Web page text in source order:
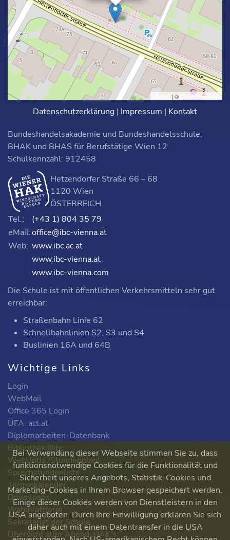
Leaflet | © OpenStreetMap
Datenschutzerklärung | Impressum | Kontakt
Bundeshandelsakademie und Bundeshandelsschule,
BHAK und BHAS für Berufstätige Wien 12
Schulkennzahl: 912458
Hetzendorfer Straße 66 – 68
1120 Wien
ÖSTERREICH
Tel.:
(+43 1) 804 35 79
eMail:office@ibc-vienna.at
Web: www.ibc.ac.at
www.ibc-vienna.at
www.ibc-vienna.com
Die Schule ist mit öffentlichen Verkehrsmitteln sehr gut
erreichbar:
Straßenbahn Linie 62
Schnellbahnlinien S2, S3 und S4
Buslinien 16A und 64B
Wichtige Links
Login
WebMail
Office 365 Login
ÜFA: act.at
Diplomarbeiten-Datenbank
Bibliothek@ibc
WebUntis (Stundenplan)
Sprechstundenliste
Terminkalender
Downloads
Wahlplattform
Sekretariat der Schule
Übersicht aller Abend-HAK's
Bei Verwendung dieser Webseite stimmen Sie zu, dass
funktionsnotwendige Cookies für die Funktionalität und
Sicherheit unseres Angebots, Statistik-Cookies und
Marketing-Cookies in Ihrem Browser gespeichert werden.
Einige dieser Cookies werden von Dienstleistern in den
USA angeboten. Durch Ihre Einwilligung erklären Sie sich
daher auch mit einem Datentransfer in die USA